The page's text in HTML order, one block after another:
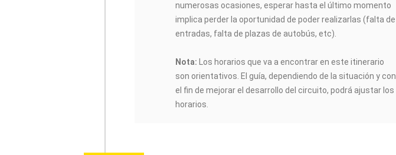
numerosas ocasiones, esperar hasta el último momento
implica perder la oportunidad de poder realizarlas (falta de
entradas, falta de plazas de autobús, etc).
Nota: Los horarios que va a encontrar en este itinerario
son orientativos. El guía, dependiendo de la situación y con
el fin de mejorar el desarrollo del circuito, podrá ajustar los
horarios.